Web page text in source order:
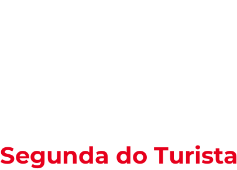
Segunda do Turista